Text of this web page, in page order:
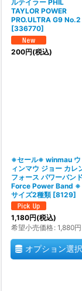
ルテイラー PHIL
TAYLOR POWER
PRO.ULTRA G9 No.2
[336770]
200円(税込)
※セール※ winmau ウ
ィンマウ ジョー カレ
フォース パワーバンド
Force Power Band ※
サイズ2種類 [8129]
1,180円(税込)
希望小売価格: 1,880円
オプション選択